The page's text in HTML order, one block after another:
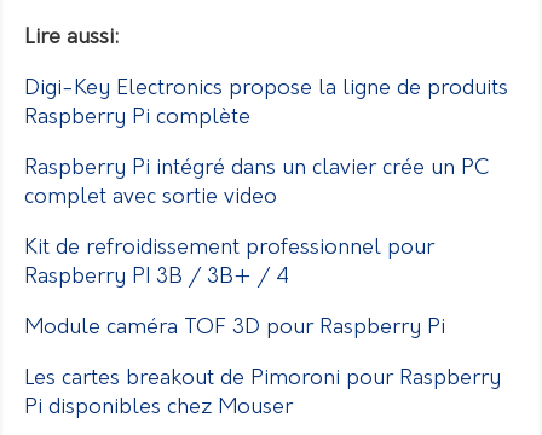
Lire aussi:
Digi-Key Electronics propose la ligne de produits
Raspberry Pi complète
Raspberry Pi intégré dans un clavier crée un PC
complet avec sortie video
Kit de refroidissement professionnel pour
Raspberry PI 3B / 3B+ / 4
Module caméra TOF 3D pour Raspberry Pi
Les cartes breakout de Pimoroni pour Raspberry
Pi disponibles chez Mouser